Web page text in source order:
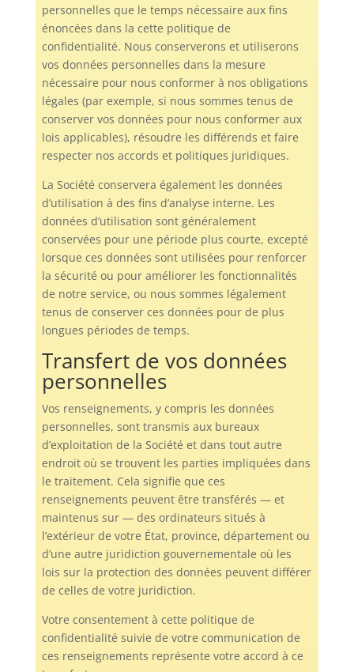
personnelles que le temps nécessaire aux fins
énoncées dans la cette politique de
confidentialité. Nous conserverons et utiliserons
vos données personnelles dans la mesure
nécessaire pour nous conformer à nos obligations
légales (par exemple, si nous sommes tenus de
conserver vos données pour nous conformer aux
lois applicables), résoudre les différends et faire
respecter nos accords et politiques juridiques.
La Société conservera également les données
d’utilisation à des fins d’analyse interne. Les
données d’utilisation sont généralement
conservées pour une période plus courte, excepté
lorsque ces données sont utilisées pour renforcer
la sécurité ou pour améliorer les fonctionnalités
de notre service, ou nous sommes légalement
tenus de conserver ces données pour de plus
longues périodes de temps.
Transfert de vos données
personnelles
Vos renseignements, y compris les données
personnelles, sont transmis aux bureaux
d’exploitation de la Société et dans tout autre
endroit où se trouvent les parties impliquées dans
le traitement. Cela signifie que ces
renseignements peuvent être transférés — et
maintenus sur — des ordinateurs situés à
l’extérieur de votre État, province, département ou
d’une autre juridiction gouvernementale où les
lois sur la protection des données peuvent différer
de celles de votre juridiction.
Votre consentement à cette politique de
confidentialité suivie de votre communication de
ces renseignements représente votre accord à ce